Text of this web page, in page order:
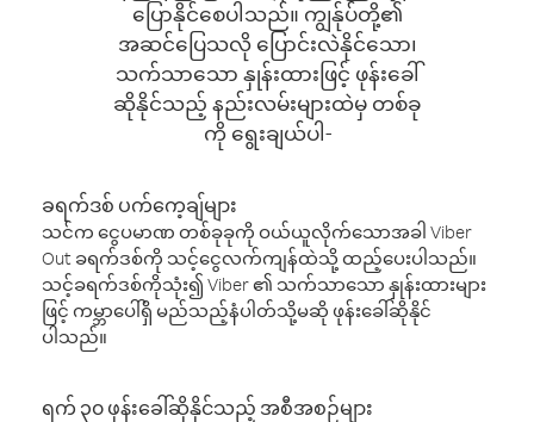
ပြောနိုင်စေပါသည်။ ကျွန်ုပ်တို့၏
အဆင်ပြေသလို ပြောင်းလဲနိုင်သော၊
သက်သာသော နှုန်းထားဖြင့် ဖုန်းခေါ်
ဆိုနိုင်သည့် နည်းလမ်းများထဲမှ တစ်ခု
ကို ရွေးချယ်ပါ-
ခရက်ဒစ် ပက်ကေ့ချ်များ
သင်က ငွေပမာဏ တစ်ခုခုကို ဝယ်ယူလိုက်သောအခါ Viber
Out ခရက်ဒစ်ကို သင့်ငွေလက်ကျန်ထဲသို့ ထည့်ပေးပါသည်။
သင့်ခရက်ဒစ်ကိုသုံး၍ Viber ၏ သက်သာသော နှုန်းထားများ
ဖြင့် ကမ္ဘာပေါ်ရှိ မည်သည့်နံပါတ်သို့မဆို ဖုန်းခေါ်ဆိုနိုင်
ပါသည်။
ရက် ၃၀ ဖုန်းခေါ်ဆိုနိုင်သည့် အစီအစဉ်များ